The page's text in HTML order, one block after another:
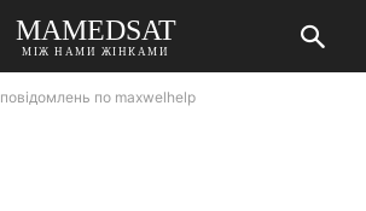
MAMEDSAT
МІЖ НАМИ ЖІНКАМИ
повідомлень по maxwelhelp